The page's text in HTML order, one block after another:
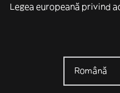
Legea europeană privind